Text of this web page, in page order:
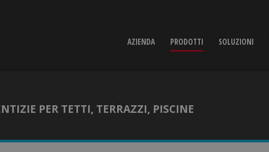
AZIENDA PRODOTTI SOLUZIONI
PER TETTI, TERRAZZI, PISCINE